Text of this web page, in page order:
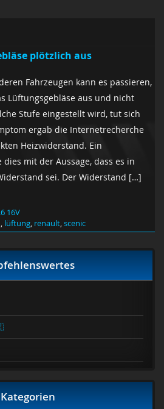
plötzlich aus
Fahrzeugen kann es passieren,
Lüftungsgebläse aus und nicht
Stufe eingestellt wird, tut sich
ergab die Internetrecherche
Heizwiderstand. Ein
mit der Aussage, dass es in
sei. Der Widerstand […]
16V
, lüftung, renault,scenic
Kategorien